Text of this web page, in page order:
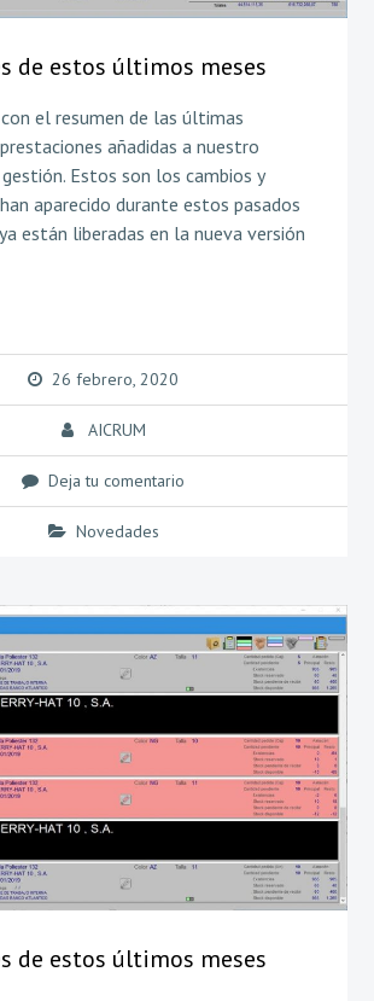
de estos últimos meses
el resumen de las últimas
añadidas a nuestro
Estos son los cambios y
aparecido durante estos pasados
están liberadas en la nueva versión
26 febrero, 2020
AICRUM
Deja tu comentario
Novedades
de estos últimos meses